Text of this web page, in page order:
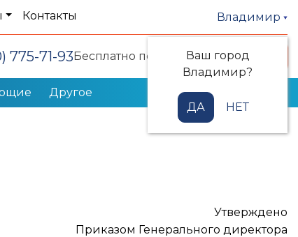
Контакты Владимир
Ваш город
Владимир?
ДА НЕТ
775-71-93Бесплатно по РФ Заказать звонок
Другое
Утверждено
Приказом Генерального директора